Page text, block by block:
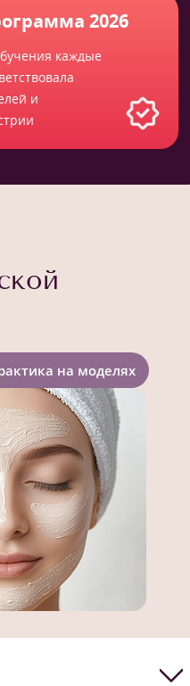
2026
каждые
и
на моделях